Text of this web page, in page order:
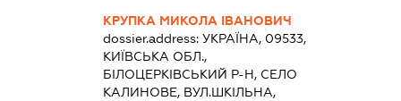
КРУПКА МИКОЛА ІВАНОВИЧ
dossier.address: УКРАЇНА, 09533,
КИЇВСЬКА ОБЛ.,
БІЛОЦЕРКІВСЬКИЙ Р-Н, СЕЛО
КАЛИНОВЕ, ВУЛ.ШКІЛЬНА,